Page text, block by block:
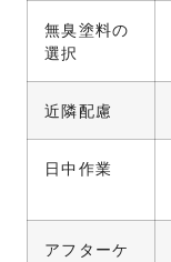
無臭塗料の
選択
近隣配慮
日中作業
アフターケ